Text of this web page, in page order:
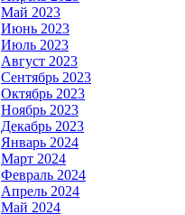
Май 2023
Июнь 2023
Июль 2023
Август 2023
Сентябрь 2023
Октябрь 2023
Ноябрь 2023
Декабрь 2023
Январь 2024
Март 2024
Февраль 2024
Апрель 2024
Май 2024